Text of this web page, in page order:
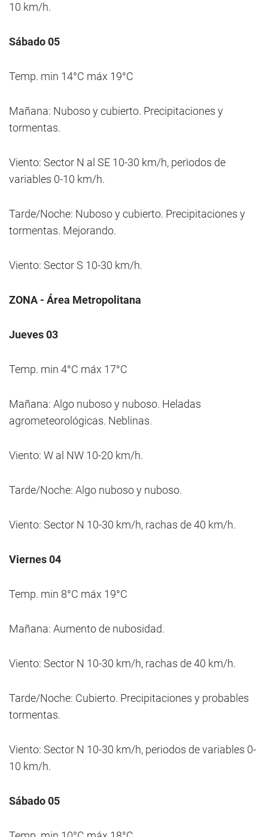
10 km/h.
Sábado 05
Temp. min 14°C máx 19°C
Mañana: Nuboso y cubierto. Precipitaciones y
tormentas.
Viento: Sector N al SE 10-30 km/h, perìodos de
variables 0-10 km/h.
Tarde/Noche: Nuboso y cubierto. Precipitaciones y
tormentas. Mejorando.
Viento: Sector S 10-30 km/h.
ZONA - Área Metropolitana
Jueves 03
Temp. min 4°C máx 17°C
Mañana: Algo nuboso y nuboso. Heladas
agrometeorológicas. Neblinas.
Viento: W al NW 10-20 km/h.
Tarde/Noche: Algo nuboso y nuboso.
Viento: Sector N 10-30 km/h, rachas de 40 km/h.
Viernes 04
Temp. min 8°C máx 19°C
Mañana: Aumento de nubosidad.
Viento: Sector N 10-30 km/h, rachas de 40 km/h.
Tarde/Noche: Cubierto. Precipitaciones y probables
tormentas.
Viento: Sector N 10-30 km/h, periodos de variables 0-
10 km/h.
Sábado 05